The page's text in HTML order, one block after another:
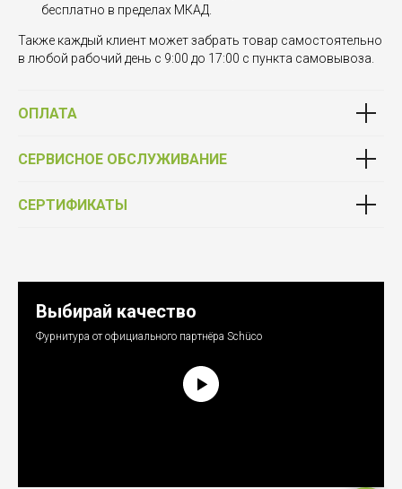
бесплатно в пределах МКАД.
Также каждый клиент может забрать товар самостоятельно
в любой рабочий день с 9:00 до 17:00 с пункта самовывоза.
ОПЛАТА
СЕРВИСНОЕ ОБСЛУЖИВАНИЕ
СЕРТИФИКАТЫ
Выбирай качество
Фурнитура от официального партнёра Schüco